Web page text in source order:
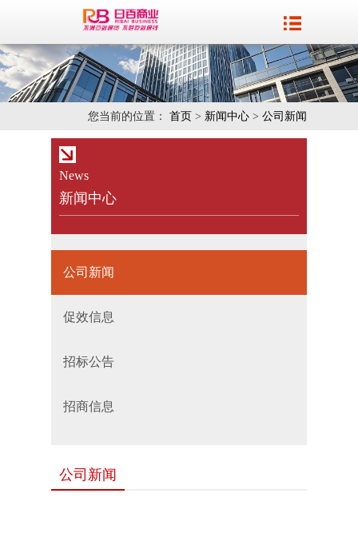
您当前的位置： 首页 > 新闻中心 > 公司新闻
News
新闻中心
公司新闻
促效信息
招标公告
招商信息
公司新闻